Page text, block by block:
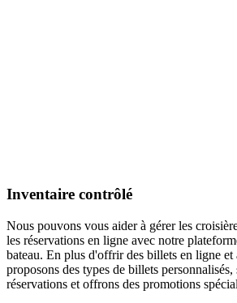
Inventaire contrôlé
Nous pouvons vous aider à gérer les
les réservations en ligne avec notre
bateau. En plus d'offrir des billets en ligne et
proposons des types de billets personnalisés,
réservations et offrons des promotions